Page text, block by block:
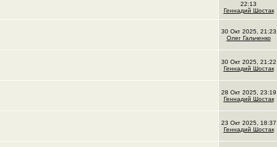
22:13
Геннадий Шостак
30 Окт 2025, 21:23
Олег Гальченко
30 Окт 2025, 21:22
Геннадий Шостак
28 Окт 2025, 23:19
Геннадий Шостак
23 Окт 2025, 18:37
Геннадий Шостак